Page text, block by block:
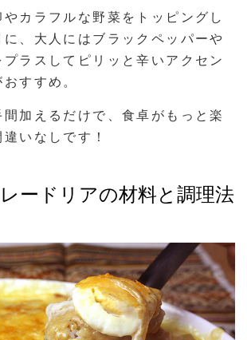
カラフルな野菜をトッピングし
に、大人にはブラックペッパーや
ラスしてピリッと辛いアクセン
すすめ。
加えるだけで、食卓がもっと楽
いなしです！
ードリアの材料と調理法